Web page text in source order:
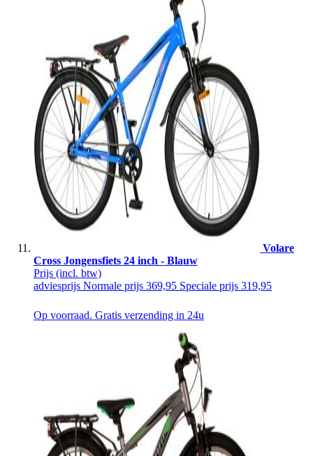
Volare
Cross Jongensfiets 24 inch - Blauw
Prijs (incl. btw)
adviesprijs Normale prijs 369,95 Speciale prijs 319,95
Op voorraad. Gratis verzending in 24u